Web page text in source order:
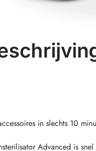
in slechts 10
Advanced is